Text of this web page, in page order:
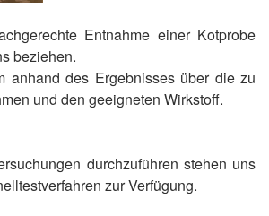
Entnahme einer Kotprobe
beziehen.
anhand des Ergebnisses über die zu
und den geeigneten Wirkstoff.
durchzuführen stehen uns
zur Verfügung.